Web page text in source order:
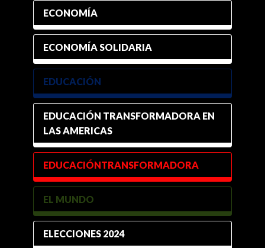
ECONOMÍA
ECONOMÍA SOLIDARIA
EDUCACIÓN
EDUCACIÓN TRANSFORMADORA EN
LAS AMERICAS
EDUCACIÓNTRANSFORMADORA
EL MUNDO
ELECCIONES 2024